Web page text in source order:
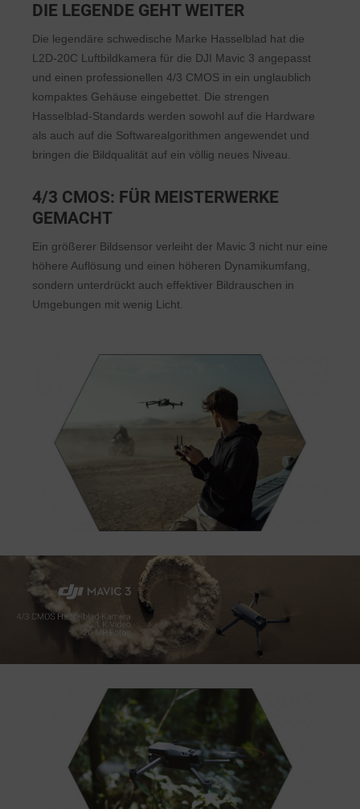
DIE LEGENDE GEHT WEITER
Die legendäre schwedische Marke Hasselblad hat die
L2D-20C Luftbildkamera für die DJI Mavic 3 angepasst
und einen professionellen 4/3 CMOS in ein unglaublich
kompaktes Gehäuse eingebettet. Die strengen
Hasselblad-Standards werden sowohl auf die Hardware
als auch auf die Softwarealgorithmen angewendet und
bringen die Bildqualität auf ein völlig neues Niveau.
4/3 CMOS: FÜR MEISTERWERKE
GEMACHT
Ein größerer Bildsensor verleiht der Mavic 3 nicht nur eine
höhere Auflösung und einen höheren Dynamikumfang,
sondern unterdrückt auch effektiver Bildrauschen in
Umgebungen mit wenig Licht.